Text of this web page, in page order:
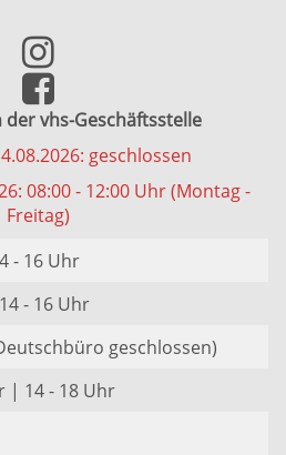
vhs-Geschäftsstelle
geschlossen
08:00 - 12:00 Uhr (Montag -
Freitag)
- 16 Uhr
- 16 Uhr
geschlossen)
| 14 - 18 Uhr